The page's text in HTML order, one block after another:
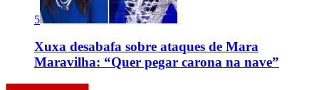
5
Xuxa desabafa sobre ataques de Mara
Maravilha: “Quer pegar carona na nave”